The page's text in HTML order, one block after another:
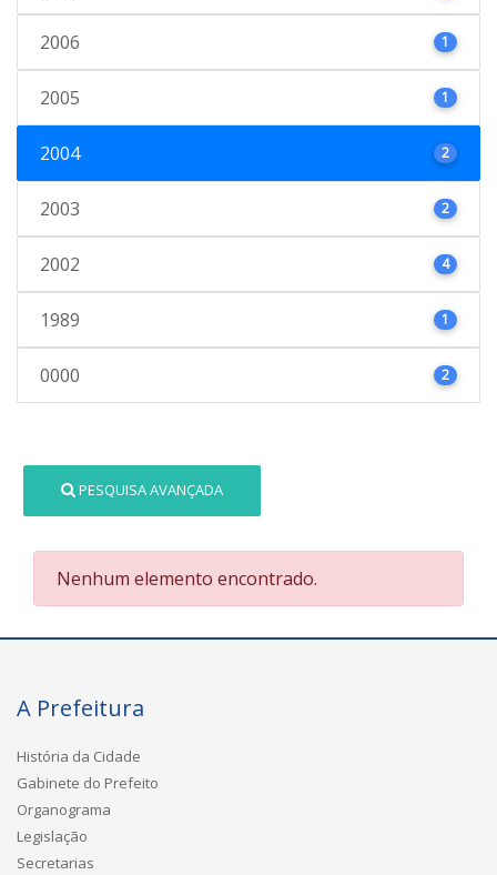
2006 1
2005 1
2004 2
2003 2
2002 4
1989 1
0000 2
PESQUISA AVANÇADA
Nenhum elemento encontrado.
A Prefeitura
História da Cidade
Gabinete do Prefeito
Organograma
Legislação
Secretarias